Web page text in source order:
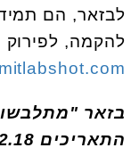
לבזאר, הם
להקמה, לפירוק
בזאר